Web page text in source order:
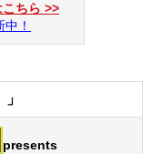
ちら >>
！
presents